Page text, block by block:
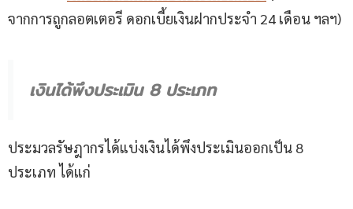
จากการถูกลอตเตอรี ดอกเบี้ยเงินฝากประจำ 24 เดือน ฯลฯ)
เงินได้พึงประเมิน 8 ประเภท
ประมวลรัษฎากรได้แบ่งเงินได้พึงประเมินออกเป็น 8
ประเภท ได้แก่